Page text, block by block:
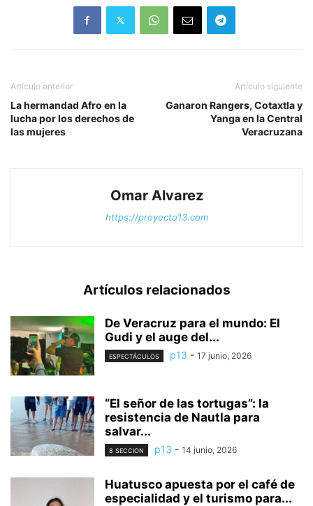
Artículo anterior
La hermandad Afro en la
lucha por los derechos de
las mujeres
Artículo siguiente
Ganaron Rangers, Cotaxtla y
Yanga en la Central
Veracruzana
Omar Alvarez
https://proyecto13.com
Artículos relacionados
De Veracruz para el mundo: El
Gudi y el auge del...
ESPECTÁCULOS p13 - 17 junio, 2026
“El señor de las tortugas”: la
resistencia de Nautla para
salvar...
8 SECCION p13 - 14 junio, 2026
Huatusco apuesta por el café de
especialidad y el turismo para...